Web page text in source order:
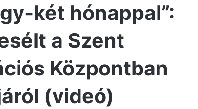
két hónappal”:
a Szent
Központban
(videó)